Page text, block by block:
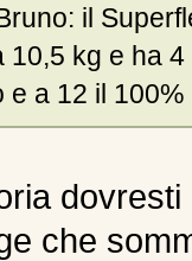
il
10,5 kg e ha
e a 12 il
che